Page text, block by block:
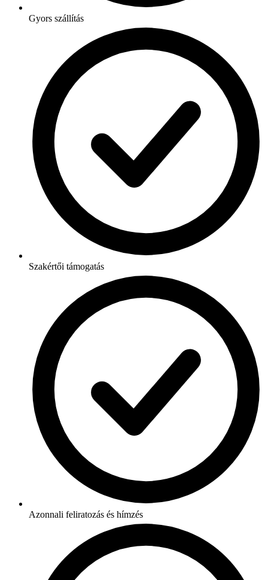
Gyors szállítás
Szakértői támogatás
Azonnali feliratozás és hímzés